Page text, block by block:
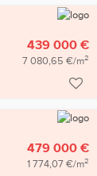
439 000 €
7 080,65 €/m2
479 000 €
1 774,07 €/m2